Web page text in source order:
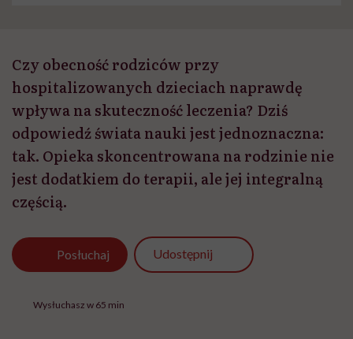
Czy obecność rodziców przy
hospitalizowanych dzieciach naprawdę
wpływa na skuteczność leczenia? Dziś
odpowiedź świata nauki jest jednoznaczna:
tak. Opieka skoncentrowana na rodzinie nie
jest dodatkiem do terapii, ale jej integralną
częścią.
Posłuchaj Udostępnij
Wysłuchasz w 65 min